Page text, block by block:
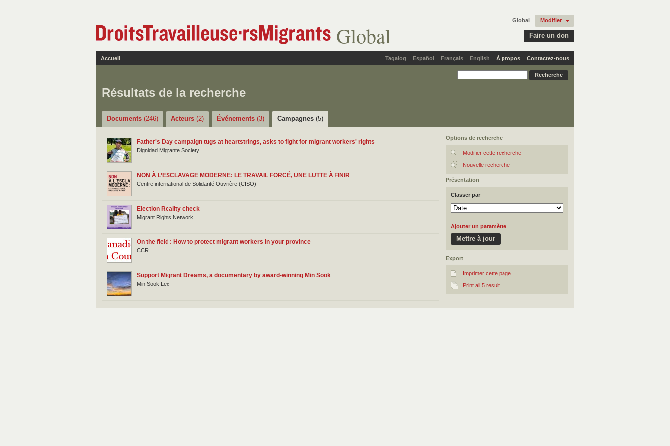
Global Faire un don
Global Modifier
Tagalog Español Français English
Accueil À propos Contactez-nous
Résultats de la recherche
Documents (246) Acteurs (2) Événements (3) Campagnes (5)
Father's Day campaign tugs at heartstrings, asks to fight for migrant workers' rights
Dignidad Migrante Society
NON À L’ESCLAVAGE MODERNE: LE TRAVAIL FORCÉ, UNE LUTTE À FINIR
Centre international de Solidarité Ouvrière (CISO)
Election Reality check
Migrant Rights Network
On the field : How to protect migrant workers in your province
CCR
Support Migrant Dreams, a documentary by award-winning Min Sook
Min Sook Lee
Options de recherche
Modifier cette recherche
Nouvelle recherche
Présentation
Classer par
Ajouter un paramètre
Export
Imprimer cette page
Print all 5 result